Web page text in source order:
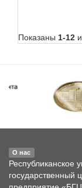
Показаны 1-12
О нас
Республиканское
государственный